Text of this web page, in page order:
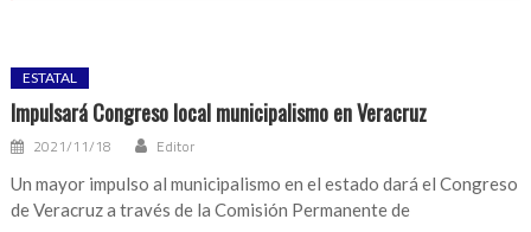
ESTATAL
Impulsará Congreso local municipalismo en Veracruz
2021/11/18 Editor
Un mayor impulso al municipalismo en el estado dará el Congreso
de Veracruz a través de la Comisión Permanente de